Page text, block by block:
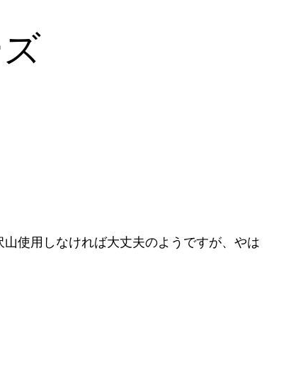
使用しなければ大丈夫のようですが、やは